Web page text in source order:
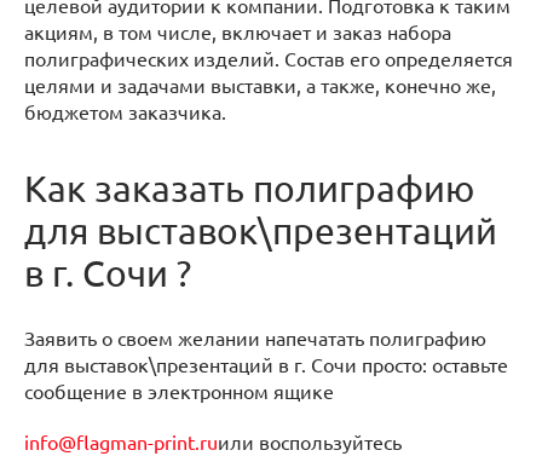
целевой аудитории к компании. Подготовка к таким
акциям, в том числе, включает и заказ набора
полиграфических изделий. Состав его определяется
целями и задачами выставки, а также, конечно же,
бюджетом заказчика.
Как заказать полиграфию
для выставок\презентаций
в г. Сочи ?
Заявить о своем желании напечатать полиграфию
для выставок\презентаций в г. Сочи просто: оставьте
сообщение в электронном ящике
info@flagman-print.ruили воспользуйтесь